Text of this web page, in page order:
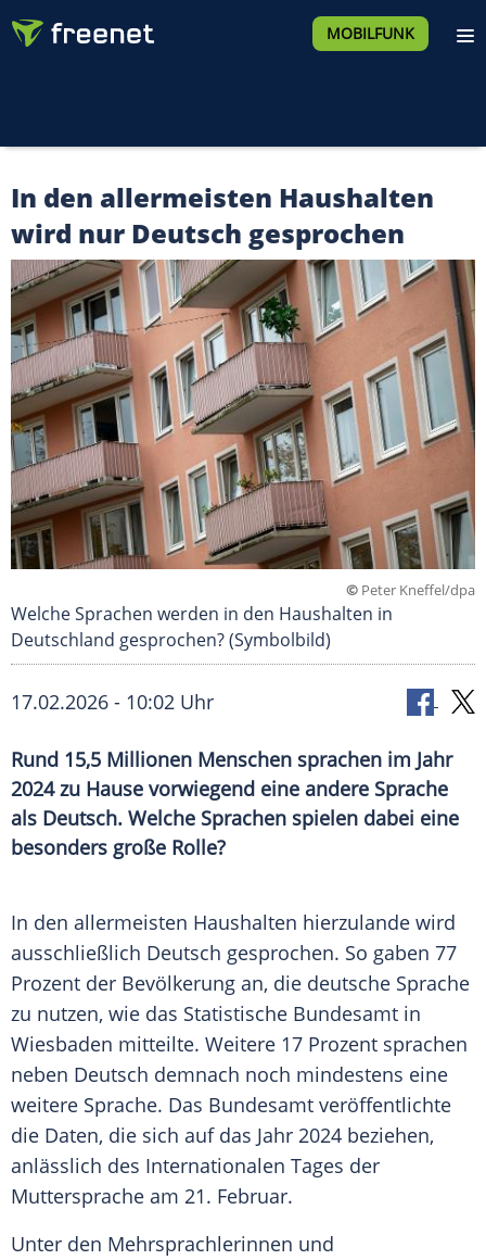
MOBILFUNK
In den allermeisten Haushalten
wird nur Deutsch gesprochen
© Peter Kneffel/dpa
Welche Sprachen werden in den Haushalten in
Deutschland gesprochen? (Symbolbild)
17.02.2026 - 10:02 Uhr
Rund 15,5 Millionen Menschen sprachen im Jahr
2024 zu Hause vorwiegend eine andere Sprache
als Deutsch. Welche Sprachen spielen dabei eine
besonders große Rolle?
In den allermeisten Haushalten hierzulande wird
ausschließlich Deutsch gesprochen. So gaben 77
Prozent der Bevölkerung an, die deutsche Sprache
zu nutzen, wie das Statistische Bundesamt in
Wiesbaden mitteilte. Weitere 17 Prozent sprachen
neben Deutsch demnach noch mindestens eine
weitere Sprache. Das Bundesamt veröffentlichte
die Daten, die sich auf das Jahr 2024 beziehen,
anlässlich des Internationalen Tages der
Muttersprache am 21. Februar.
Unter den Mehrsprachlerinnen und